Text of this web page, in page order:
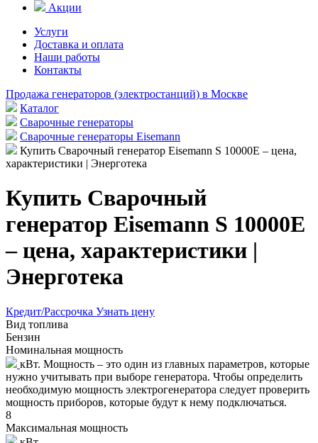
Акции
Услуги
Доставка и оплата
Наши работы
Контакты
Продажа генераторов (электростанций) в Москве
Каталог
Сварочные генераторы
Сварочные генераторы Eisemann
Купить Сварочный генератор Eisemann S 10000E – цена,
характеристики | Энерготека
Купить Сварочный
генератор Eisemann S 10000E
– цена, характеристики |
Энерготека
Кредит/Рассрочка Узнать цену
Вид топлива
Бензин
Номинальная мощность
кВт. Мощность – это один из главных параметров, которые
нужно учитывать при выборе генератора. Чтобы определить
необходимую мощность электрогенератора следует проверить
мощность приборов, которые будут к нему подключаться.
8
Максимальная мощность